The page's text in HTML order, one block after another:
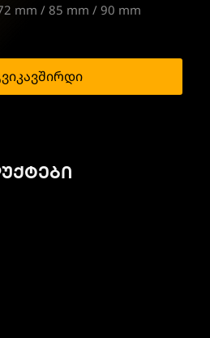
mm / 85 mm / 90 mm